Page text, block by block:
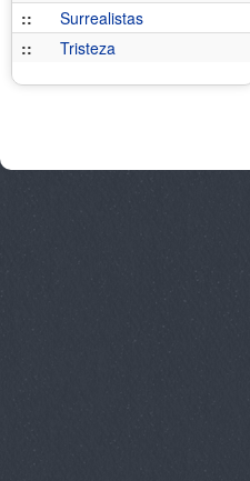
::
Surrealistas
::
Tristeza